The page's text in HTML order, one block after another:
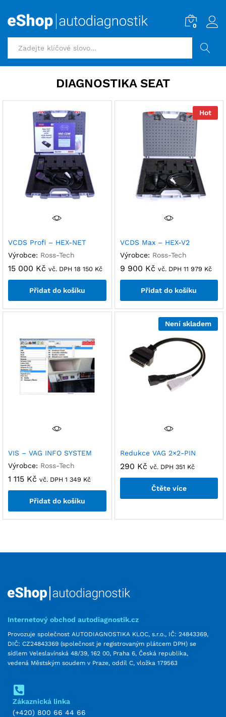
0
DIAGNOSTIKA SEAT
VCDS Profi – HEX-NET
Výrobce: Ross-Tech
15 000 Kč vč. DPH 18 150 Kč
Přidat do košíku
Hot
VCDS Max – HEX-V2
Výrobce: Ross-Tech
9 900 Kč vč. DPH 11 979 Kč
Přidat do košíku
VIS – VAG INFO SYSTEM
Výrobce: Ross-Tech
1 115 Kč vč. DPH 1 349 Kč
Přidat do košíku
Není skladem
Redukce VAG 2×2-PIN
290 Kč vč. DPH 351 Kč
Čtěte více
Internetový obchod autodiagnostik.cz
Provozuje společnost AUTODIAGNOSTIKA KLOC, s.r.o., IČ: 24843369,
DIČ: CZ24843369 (společnost je registrovaným plátcem DPH) se
sídlem Veleslavínská 48/39, 162 00, Praha 6, Česká republika,
vedená Městským soudem v Praze, oddíl C, vložka 179563
Zákaznická linka
(+420) 800 66 44 66